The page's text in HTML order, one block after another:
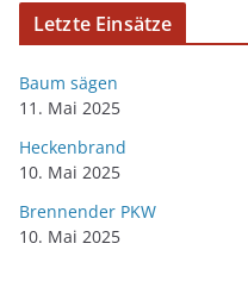
Letzte Einsätze
Baum sägen
11. Mai 2025
Heckenbrand
10. Mai 2025
Brennender PKW
10. Mai 2025